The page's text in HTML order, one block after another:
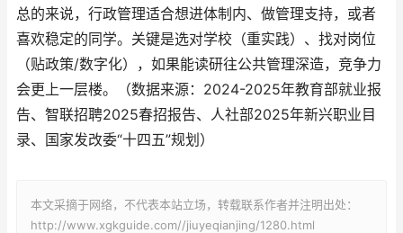
总的来说，行政管理适合想进体制内、做管理支持，或者
喜欢稳定的同学。关键是选对学校（重实践）、找对岗位
（贴政策/数字化），如果能读研往公共管理深造，竞争力
会更上一层楼。（数据来源：2024-2025年教育部就业报
告、智联招聘2025春招报告、人社部2025年新兴职业目
录、国家发改委“十四五”规划）
本文采摘于网络，不代表本站立场，转载联系作者并注明出处：
http://www.xgkguide.com//jiuyeqianjing/1280.html